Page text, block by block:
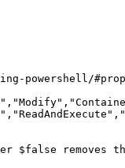
powershell/
$false removes